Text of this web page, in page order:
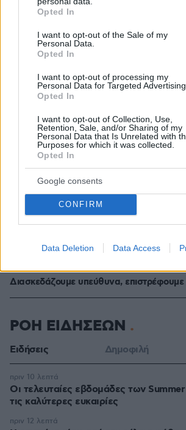
grant or deny consent to Google and its
use your data for below specified purposes
consent section.
Opted In
I want to opt-out of the Sale of my
Personal Data.
Opted In
I want to opt-out of processing my
Personal Data for Targeted Advertising.
Opted In
I want to opt-out of Collection, Use,
Retention, Sale, and/or Sharing of my
Personal Data that Is Unrelated with
Purposes for which it was collected.
Opted In
Google consents
CONFIRM
Data Deletion Data Access
Το DEI College παρουσιάζει τη Sophia.
βοηθό AI που αλλάζει τον τρόπο με τον
φοιτητές
30.07.2026, 09:33
03.08.2026, 10:56
Διασκεδάζουμε υπεύθυνα,
ΡΟΗ ΕΙΔΗΣΕΩΝ
Ειδήσεις Δημοφιλή
Οι τελευταίες εβδομάδες των
τις καλύτερες ευκαιρίες
πριν 10 λεπτά
πριν 12 λεπτά